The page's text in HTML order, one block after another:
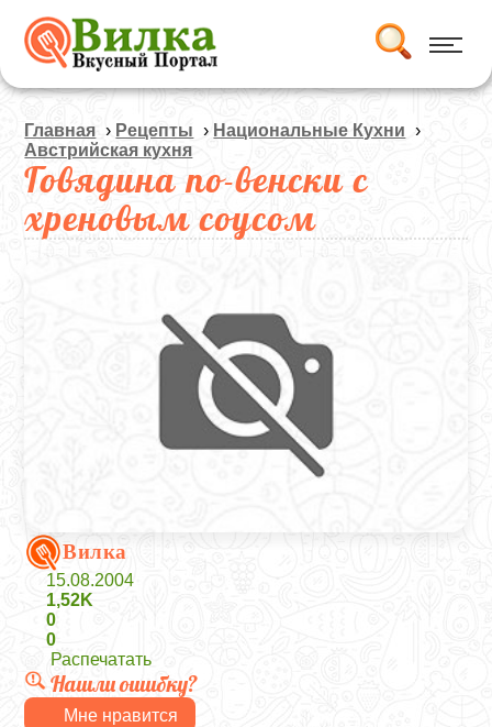
Главная › Рецепты › Национальные Кухни ›
Австрийская кухня
Говядина по-венски с
хреновым соусом
Вилка
15.08.2004
1,52K
0
0
Распечатать
Нашли ошибку?
Мне нравится